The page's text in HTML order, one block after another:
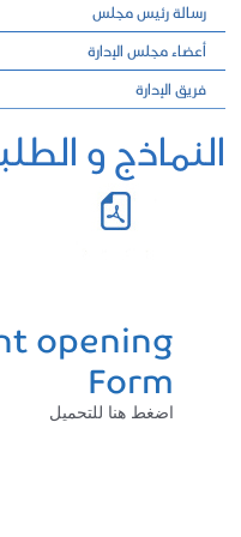
رسالة رئيس مجلس
أعضاء مجلس الإدارة
فريق الإدارة
النماذج و
opening
Form
اضغط هنا للتحميل